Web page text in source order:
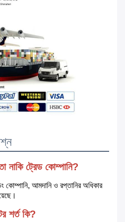
নাকি ট্রেড কোম্পানি?
কোম্পানি, আমদানি ও রপ্তানির অধিকার
শর্ত কি?